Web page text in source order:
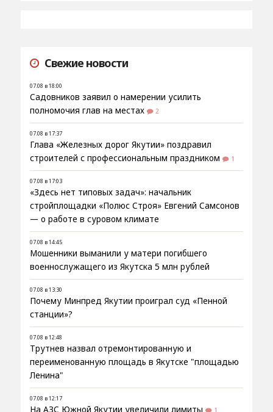
Свежие новости
07.08 в 18:00
Садовников заявил о намерении усилить
полномочия глав на местах
2
07.08 в 17:37
Глава «Железных дорог Якутии» поздравил
строителей с профессиональным праздником
1
07.08 в 17:03
«Здесь нет типовых задач»: начальник
стройплощадки «Полюс Строя» Евгений Самсонов
— о работе в суровом климате
07.08 в 14:45
Мошенники выманили у матери погибшего
военнослужащего из Якутска 5 млн рублей
07.08 в 13:30
Почему Минпред Якутии проиграл суд «Пенной
станции»?
07.08 в 12:48
Трутнев назвал отремонтированную и
переименованную площадь в Якутске "площадью
Ленина"
07.08 в 12:17
На АЗС Южной Якутии увеличили лимиты 1